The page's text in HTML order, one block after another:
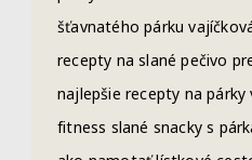
šťavnatého párku
recepty na slané pečivo
najlepšie recepty na
fitness slané snacky s